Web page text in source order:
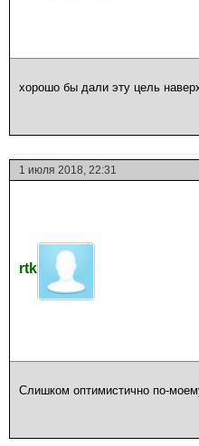
хорошо бы дали эту цель
1 июля 2018, 22:31
rtk
Слишком оптимистично по-